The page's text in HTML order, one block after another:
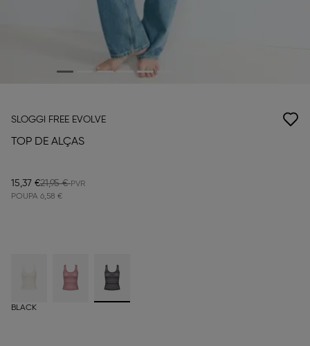
SLOGGI FREE EVOLVE
TOP DE ALÇAS
15,37 €21,95 €
POUPA 6,58 €
BLACK